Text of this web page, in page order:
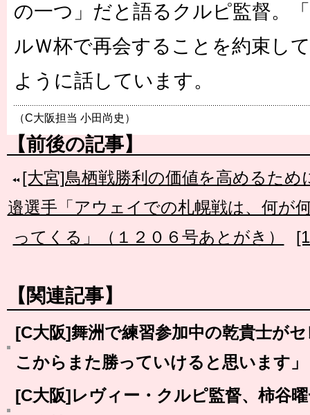
の一つ」だと語るクルピ監督。
ルＷ杯で再会することを約束し
ように話しています。
（C大阪担当 小田尚史）
【前後の記事】
[大宮]鳥栖戦勝利の価値を高めるため
邉選手「アウェイでの札幌戦は、何が
ってくる」（１２０６号あとがき）
【関連記事】
[C大阪]舞洲で練習参加中の乾貴士が
こからまた勝っていけると思います」
[C大阪]レヴィー・クルピ監督、柿谷